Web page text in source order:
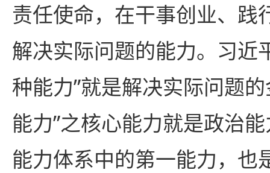
责任使命，在干事创业、践
解决实际问题的能力。习近
种能力”就是解决实际问题
能力”之核心能力就是政治
能力体系中的第一能力，也